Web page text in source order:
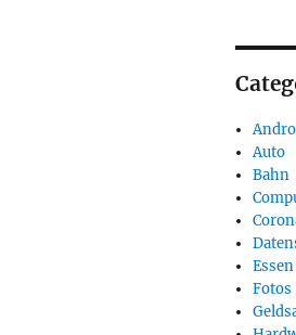
Auto
Bahn
Essen
Fotos